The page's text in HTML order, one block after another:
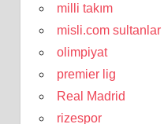
milli takım
misli.com sultanlar
olimpiyat
premier lig
Real Madrid
rizespor